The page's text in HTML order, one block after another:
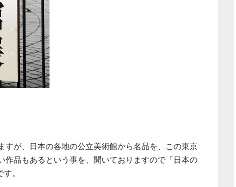
が、日本の各地の公立美術館から名品を、この東京
品もあるという事を、聞いておりますので「日本の
。